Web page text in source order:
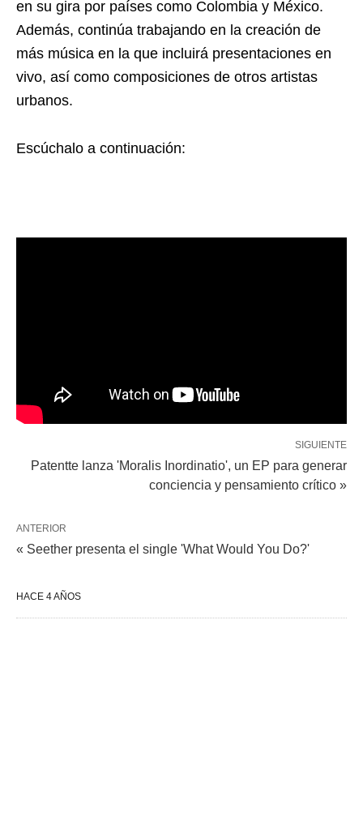
en su gira por países como Colombia y México.
Además, continúa trabajando en la creación de
más música en la que incluirá presentaciones en
vivo, así como composiciones de otros artistas
urbanos.
Escúchalo a continuación:
SIGUIENTE
Patentte lanza 'Moralis Inordinatio', un EP para generar
conciencia y pensamiento crítico »
ANTERIOR
« Seether presenta el single 'What Would You Do?'
HACE 4 AÑOS